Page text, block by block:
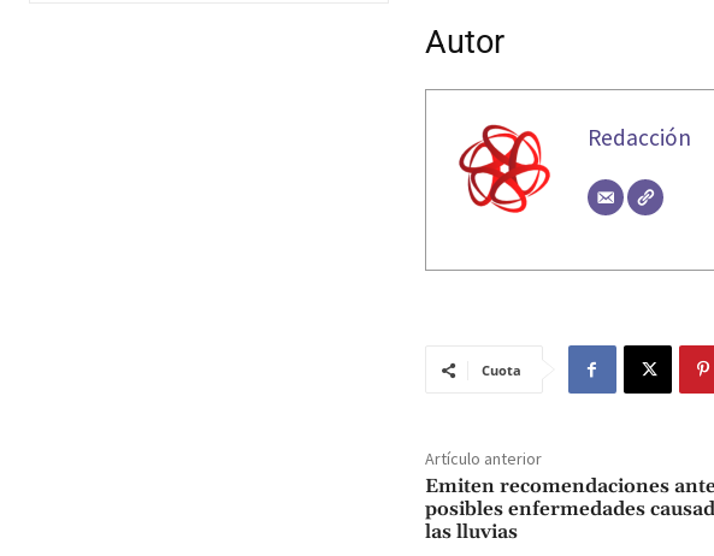
Autor
Redacción
Cuota
Artículo anterior
Emiten recomendaciones
posibles enfermedades
las lluvias